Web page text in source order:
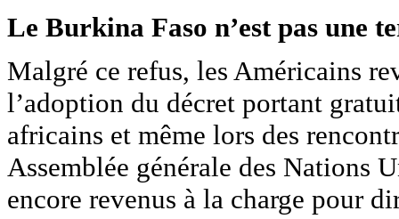
Le Burkina Faso n’est pas une
Malgré ce refus, les Américains
l’adoption du décret portant
africains et même lors des
Assemblée générale des Nations
encore revenus à la charge pour